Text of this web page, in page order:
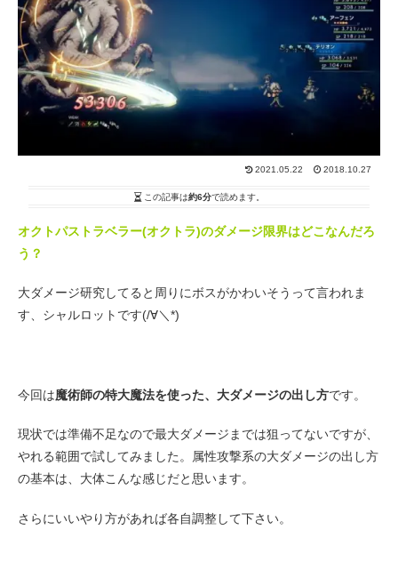
2021.05.22 2018.10.27
この記事は約6分で読めます。
オクトパストラベラー(オクトラ)のダメージ限界はどこなんだろ
う？
大ダメージ研究してると周りにボスがかわいそうって言われま
す、シャルロットです(/∀＼*)
今回は魔術師の特大魔法を使った、大ダメージの出し方です。
現状では準備不足なので最大ダメージまでは狙ってないですが、
やれる範囲で試してみました。属性攻撃系の大ダメージの出し方
の基本は、大体こんな感じだと思います。
さらにいいやり方があれば各自調整して下さい。